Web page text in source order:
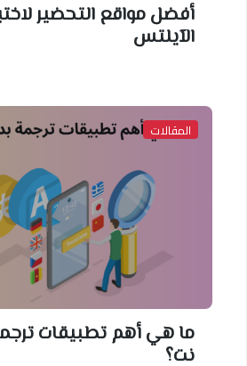
أفضل مواقع التحضير
الآيلتس
المقالات
ما هي أهم تطبيقات
نت؟